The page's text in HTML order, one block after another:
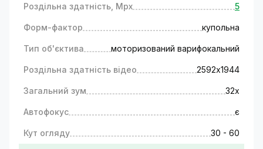
Роздільна здатність, Mpx 5
Форм-фактор купольна
Тип об'єктива моторизований варифокальний
Роздільна здатність відео 2592х1944
Загальний зум 32х
Автофокус є
Кут огляду 30 - 60